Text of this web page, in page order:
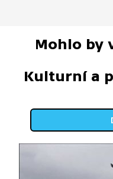
Mohlo by
Kulturní a